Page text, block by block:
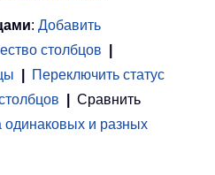
: Добавить
столбцов
Переключить статус
Сравнить
одинаковых и разных